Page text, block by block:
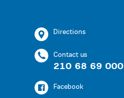
Directions
Contact us
210 68 69 000
Facebook